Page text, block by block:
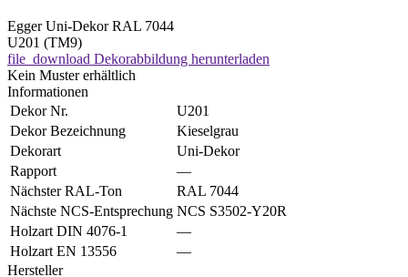
Egger Uni-Dekor RAL 7044
U201 (TM9)
file_download Dekorabbildung herunterladen
Kein Muster erhältlich
Informationen
Dekor Nr.
U201
Dekor Bezeichnung
Kieselgrau
Dekorart
Uni-Dekor
Rapport
—
Nächster RAL-Ton
RAL 7044
Nächste NCS-Entsprechung NCS S3502-Y20R
Holzart DIN 4076-1
—
Holzart EN 13556
—
Hersteller